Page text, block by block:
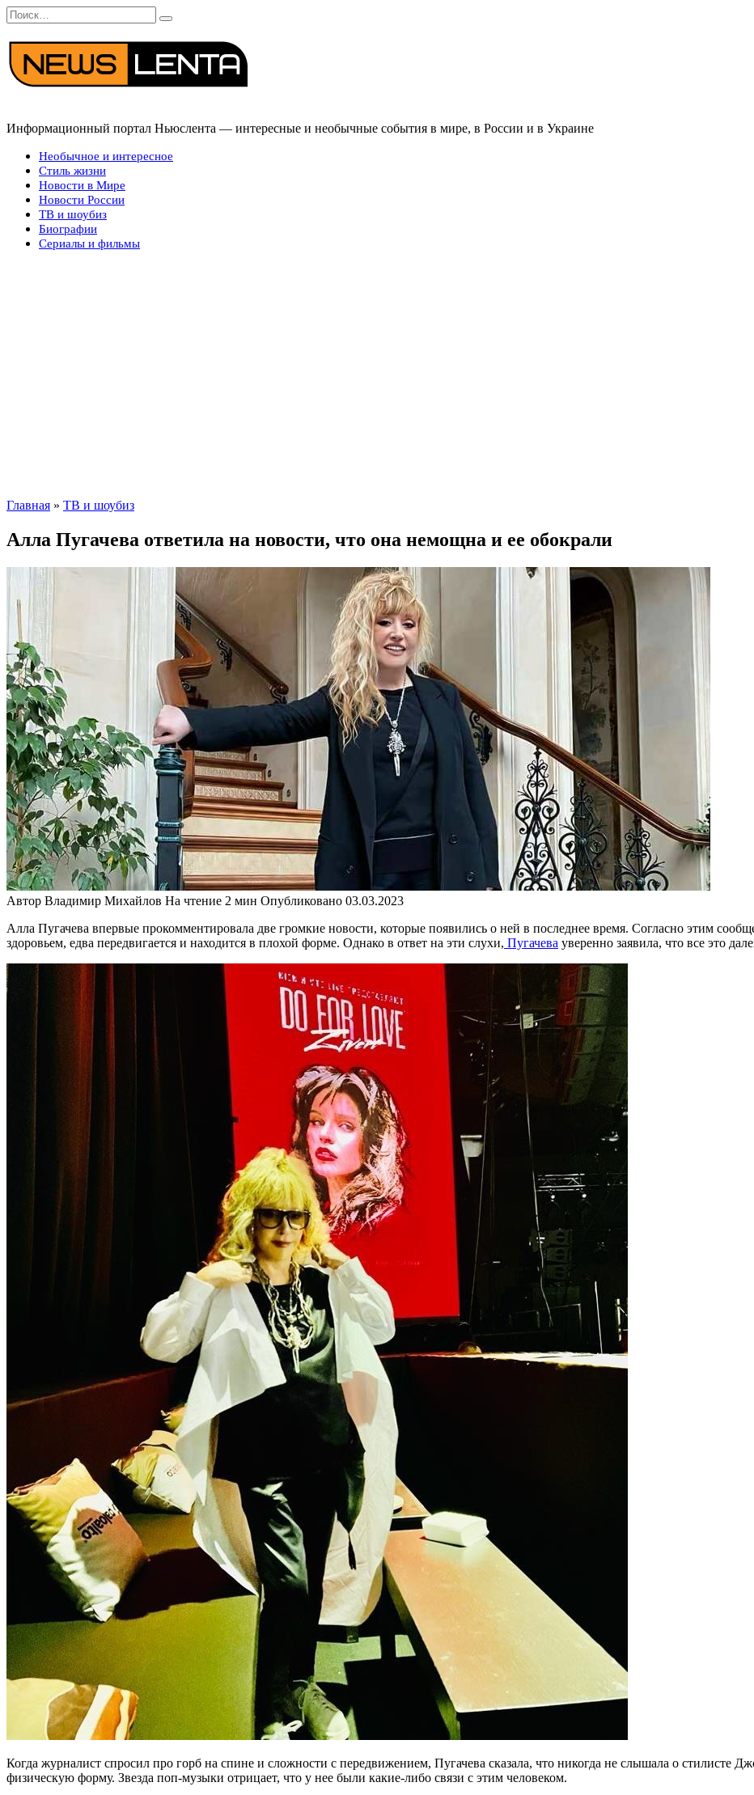
Перейти
к
содержанию
Search
for:
Информационный портал Ньюслента — интересные и необычные события в мире, в России и в Украине
Необычное и интересное
Стиль жизни
Новости в Мире
Новости России
ТВ и шоубиз
Биографии
Сериалы и фильмы
Главная » ТВ и шоубиз
Алла Пугачева ответила на новости, что она немощна и ее обокрали
Автор Владимир Михайлов На чтение 2 мин Опубликовано 03.03.2023
Алла Пугачева впервые прокомментировала две громкие новости, которые появились о ней в последнее время. Согласно этим
здоровьем, едва передвигается и находится в плохой форме. Однако в ответ на эти слухи, Пугачева уверенно заявила, что все это
Когда журналист спросил про горб на спине и сложности с передвижением, Пугачева сказала, что никогда не слышала о стилисте
физическую форму. Звезда поп-музыки отрицает, что у нее были какие-либо связи с этим человеком.